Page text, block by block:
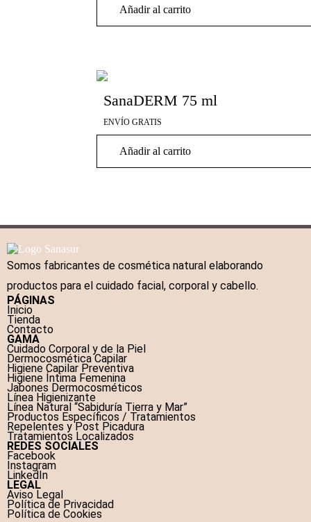
Añadir al carrito
SanaDERM 75 ml
ENVÍO GRATIS
Añadir al carrito
Somos fabricantes de cosmética natural elaborando
productos para el cuidado facial, corporal y cabello.
PÁGINAS
Inicio
Tienda
Contacto
GAMA
Cuidado Corporal y de la Piel
Dermocosmética Capilar
Higiene Capilar Preventiva
Higiene Íntima Femenina
Jabones Dermocosméticos
Línea Higienizante
Línea Natural “Sabiduría Tierra y Mar”
Productos Específicos / Tratamientos
Repelentes y Post Picadura
Tratamientos Localizados
REDES SOCIALES
Facebook
Instagram
LinkedIn
LEGAL
Aviso Legal
Política de Privacidad
Política de Cookies